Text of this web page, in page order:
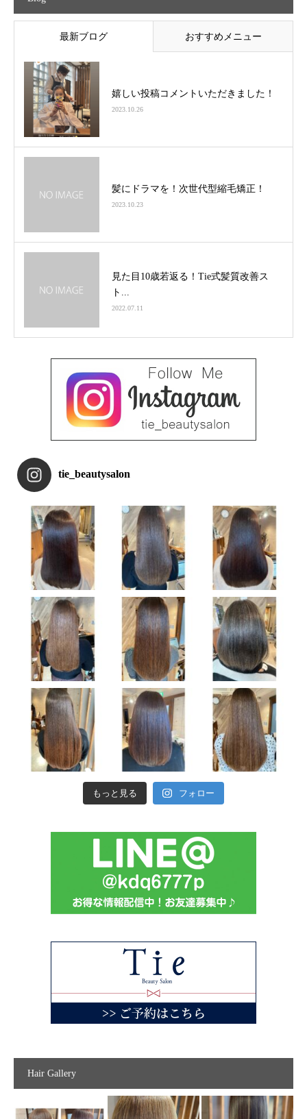
最新ブログ おすすめメニュー
嬉しい投稿コメントいただきました！
2023.10.26
髪にドラマを！次世代型縮毛矯正！
2023.10.23
見た目10歳若返る！Tie式髪質改善ス
ト...
2022.07.11
tie_beautysalon
もっと見る フォロー
Hair Gallery